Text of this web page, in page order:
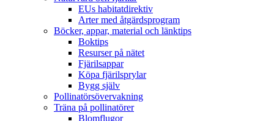
EUs habitatdirektiv
Arter med åtgärdsprogram
Böcker, appar, material och länktips
Boktips
Resurser på nätet
Fjärilsappar
Köpa fjärilsprylar
Bygg själv
Pollinatörsövervakning
Träna på pollinatörer
Blomflugor